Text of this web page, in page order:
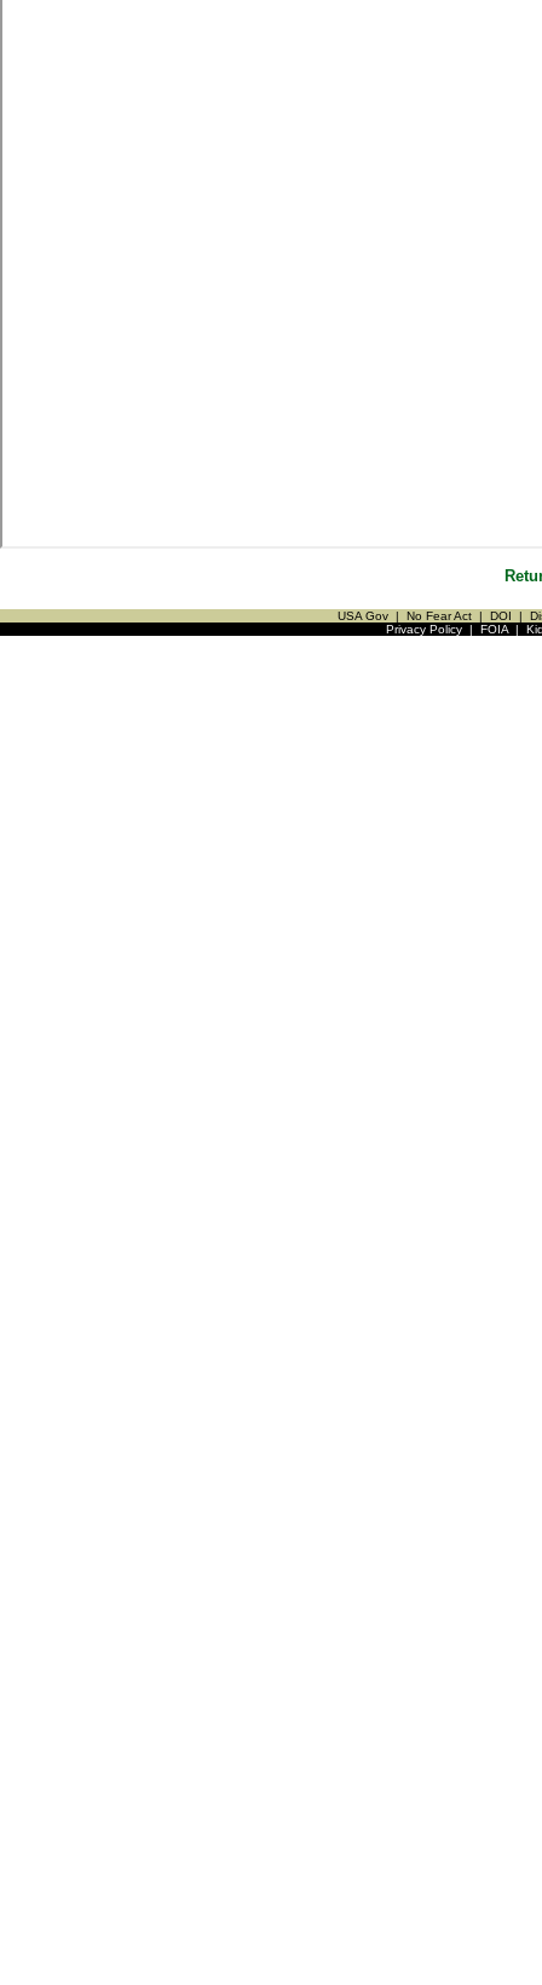
USA Gov | No Fear Act | DOI |
Privacy Policy| FOIA|